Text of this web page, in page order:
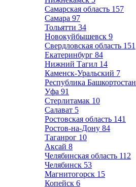
Самарская область 157
Самара 97
Тольятти 34
Новокуйбышевск 9
Свердловская область 151
Екатеринбург 84
Нижний Тагил 14
Каменск-Уральский 7
Республика Башкортостан
Уфа 91
Стерлитамак 10
Салават 5
Ростовская область 141
Ростов-на-Дону 84
Таганрог 10
Аксай 8
Челябинская область 112
Челябинск 53
Магнитогорск 15
Копейск 6